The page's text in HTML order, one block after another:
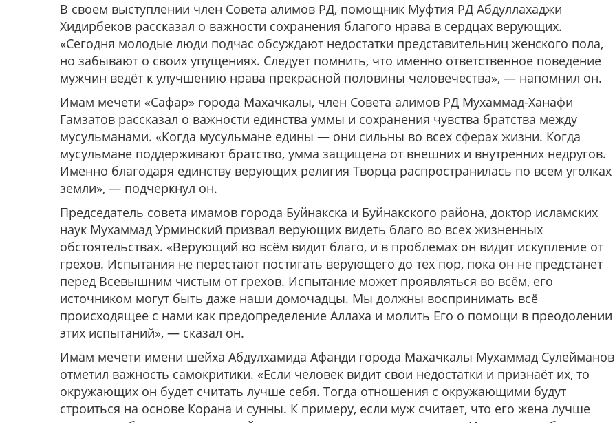
В своем выступлении член Совета алимов РД, помощник Муфтия РД Абдуллахаджи
Хидирбеков рассказал о важности сохранения благого нрава в сердцах верующих.
«Сегодня молодые люди подчас обсуждают недостатки представительниц женского пола,
но забывают о своих упущениях. Следует помнить, что именно ответственное поведение
мужчин ведёт к улучшению нрава прекрасной половины человечества», — напомнил он.
Имам мечети «Сафар» города Махачкалы, член Совета алимов РД Мухаммад-Ханафи
Гамзатов рассказал о важности единства уммы и сохранения чувства братства между
мусульманами. «Когда мусульмане едины — они сильны во всех сферах жизни. Когда
мусульмане поддерживают братство, умма защищена от внешних и внутренних недругов.
Именно благодаря единству верующих религия Творца распространилась по всем уголках
земли», — подчеркнул он.
Председатель совета имамов города Буйнакска и Буйнакского района, доктор исламских
наук Мухаммад Урминский призвал верующих видеть благо во всех жизненных
обстоятельствах. «Верующий во всём видит благо, и в проблемах он видит искупление от
грехов. Испытания не перестают постигать верующего до тех пор, пока он не предстанет
перед Всевышним чистым от грехов. Испытание может проявляться во всём, его
источником могут быть даже наши домочадцы. Мы должны воспринимать всё
происходящее с нами как предопределение Аллаха и молить Его о помощи в преодолении
этих испытаний», — сказал он.
Имам мечети имени шейха Абдулхамида Афанди города Махачкалы Мухаммад Сулейманов
отметил важность самокритики. «Если человек видит свои недостатки и признаёт их, то
окружающих он будет считать лучше себя. Тогда отношения с окружающими будут
строиться на основе Корана и сунны. К примеру, если муж считает, что его жена лучше